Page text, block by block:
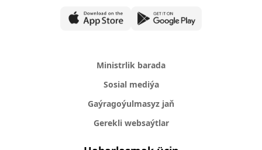
Ministrlik barada
Sosial mediýa
Gaýragoýulmasyz jaň
Gerekli websaýtlar